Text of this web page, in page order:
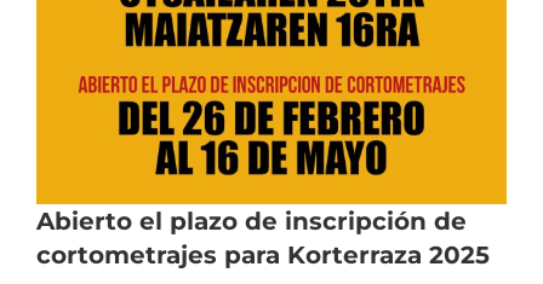
Abierto el plazo de inscripción de
cortometrajes para Korterraza 2025